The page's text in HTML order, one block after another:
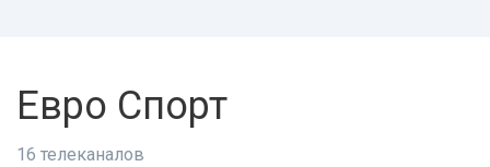
Евро Спорт
16 телеканалов